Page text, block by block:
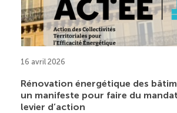
16 avril 2026
Rénovation énergétique des
un manifeste pour faire du
levier d’action